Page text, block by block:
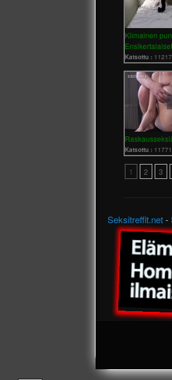
Kiimainen
Ensikertalaiset
Katsottu :
Katsottu :
1 2 3
Seksitreffit.net-